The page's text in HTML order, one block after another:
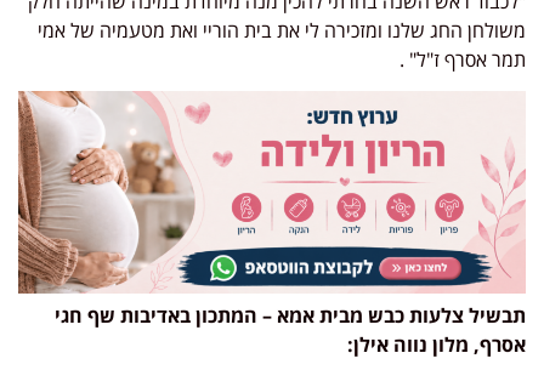
משולחן החג שלנו ומזכירה לי את בית הוריי ואת מטעמיה של אמי
תמר אסרף ז"ל" .
תבשיל צלעות כבש מבית אמא – המתכון באדיבות שף חגי
אסרף, מלון נווה אילן: